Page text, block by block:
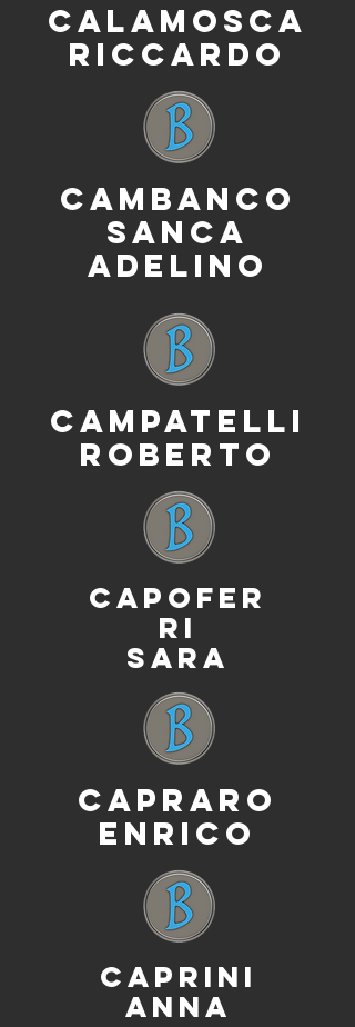
CALAMOSCA
RICCARDO
CAMBANCO
SANCA
ADELINO
CAMPATELLI
ROBERTO
CAPOFER
RI
SARA
CAPRARO
ENRICO
CAPRINI
ANNA